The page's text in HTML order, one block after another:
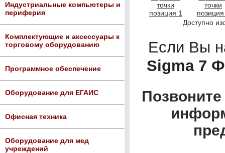
Индустриальные компьютеры и
периферия
Комплектующие и аксессуары к
торговому оборудованию
Программное обеспечение
Оборудование для ЕГАИС
Офисная техника
Оборудование для мед
учреждений
Доступно
Если Вы
Sigma 7